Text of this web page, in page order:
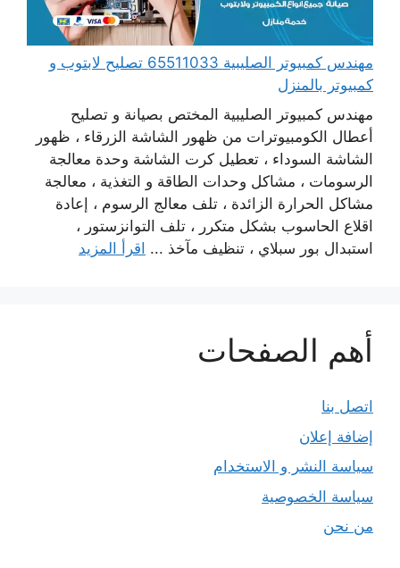
مهندس كمبيوتر الصليبية 65511033 تصليح لابتوب و
كمبيوتر بالمنزل
مهندس كمبيوتر الصليبية المختص بصيانة و تصليح
أعطال الكومبيوترات من ظهور الشاشة الزرقاء ، ظهور
الشاشة السوداء ، تعطيل كرت الشاشة وحدة معالجة
الرسومات ، مشاكل وحدات الطاقة و التغذية ، معالجة
مشاكل الحرارة الزائدة ، تلف معالج الرسوم ، إعادة
اقلاع الحاسوب بشكل متكرر ، تلف التوانزستور ،
استبدال بور سبلاي ، تنظيف مآخذ ... اقرأ المزيد
أهم الصفحات
اتصل بنا
إضافة إعلان
سياسة النشر و الاستخدام
سياسة الخصوصية
من نحن